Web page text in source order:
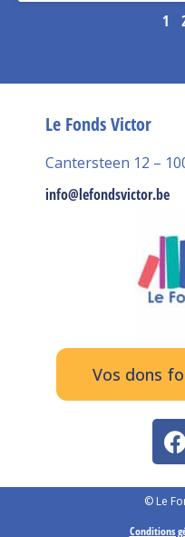
1
Le Fonds Victor
Cantersteen 12 –
info@lefondsvictor.be
Vos dons
© Le
Conditions